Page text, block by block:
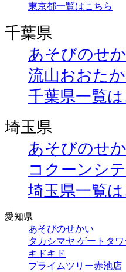
東京都一覧はこちら
千葉県
あそびのせ
流山おおた
千葉県一覧
埼玉県
あそびのせ
コクーンシ
埼玉県一覧
愛知県
あそびのせかい
タカシマヤ ゲートタ
キドキド
プライムツリー赤池店